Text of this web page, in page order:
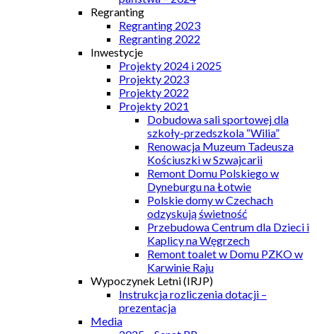
Regranting
Regranting 2023
Regranting 2022
Inwestycje
Projekty 2024 i 2025
Projekty 2023
Projekty 2022
Projekty 2021
Dobudowa sali sportowej dla
szkoły-przedszkola “Wilia”
Renowacja Muzeum Tadeusza
Kościuszki w Szwajcarii
Remont Domu Polskiego w
Dyneburgu na Łotwie
Polskie domy w Czechach
odzyskują świetność
Przebudowa Centrum dla Dzieci i
Kaplicy na Węgrzech
Remont toalet w Domu PZKO w
Karwinie Raju
Wypoczynek Letni (IRJP)
Instrukcja rozliczenia dotacji –
prezentacja
Media